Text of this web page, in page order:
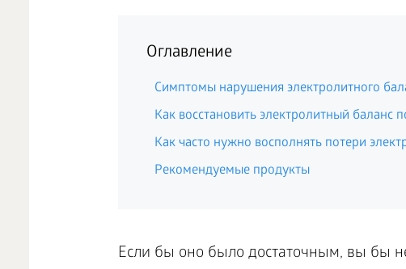
Оглавление
Симптомы нарушения электролитного
Как восстановить электролитный баланс
Как часто нужно восполнять потери
Рекомендуемые продукты
Если бы оно было достаточным, вы бы